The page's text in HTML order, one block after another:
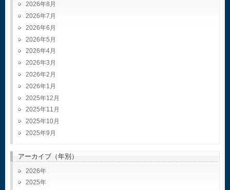
2026年8月
2026年7月
2026年6月
2026年5月
2026年4月
2026年3月
2026年2月
2026年1月
2025年12月
2025年11月
2025年10月
2025年9月
アーカイブ（年別）
2026
2025